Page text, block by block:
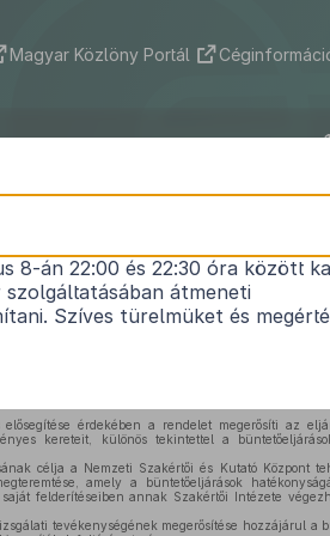
Magyar Közlöny Portál
10.) Korm. rendelet
02. 10. – 2026. 02. 10.
érdekében a rendelet megerősíti az
kereteit, különös tekintettel a
célja a Nemzeti Szakértői és Kutató Központ
amely a büntetőeljárások
felderítéseiben annak Szakértői Intézete
tevékenységének megerősítése hozzájárul a
8-án 22:00 és 22:30 óra között
átmeneti
Szíves türelmüket és